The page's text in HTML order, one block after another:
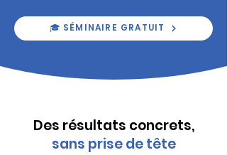
🎓 SÉMINAIRE GRATUIT
Des résultats concrets,
sans prise de tête